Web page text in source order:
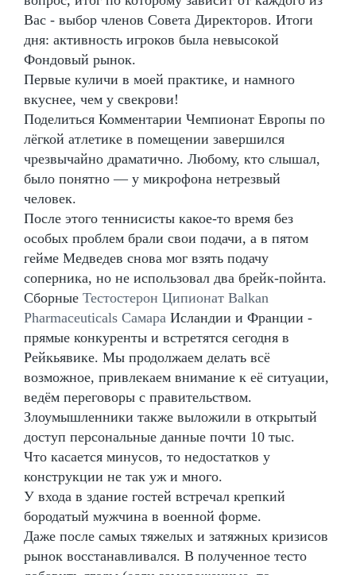
Вас - выбор членов Совета Директоров. Итоги
дня: активность игроков была невысокой
Фондовый рынок.
Первые куличи в моей практике, и намного
вкуснее, чем у свекрови!
Поделиться Комментарии Чемпионат Европы по
лёгкой атлетике в помещении завершился
чрезвычайно драматично. Любому, кто слышал,
было понятно — у микрофона нетрезвый
человек.
После этого теннисисты какое-то время без
особых проблем брали свои подачи, а в пятом
гейме Медведев снова мог взять подачу
соперника, но не использовал два брейк-пойнта.
Сборные Тестостерон Ципионат Balkan
Pharmaceuticals Самара Исландии и Франции -
прямые конкуренты и встретятся сегодня в
Рейкьявике. Мы продолжаем делать всё
возможное, привлекаем внимание к её ситуации,
ведём переговоры с правительством.
Злоумышленники также выложили в открытый
доступ персональные данные почти 10 тыс.
Что касается минусов, то недостатков у
конструкции не так уж и много.
У входа в здание гостей встречал крепкий
бородатый мужчина в военной форме.
Даже после самых тяжелых и затяжных кризисов
рынок восстанавливался. В полученное тесто